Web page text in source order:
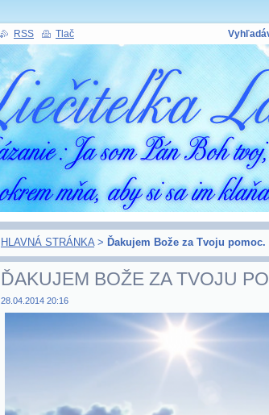
HLAVNÁ STRÁNKA > Ďakujem Bože za Tvoju pomoc.
ĎAKUJEM BOŽE ZA TVOJU
28.04.2014 20:16
RSS Tlač